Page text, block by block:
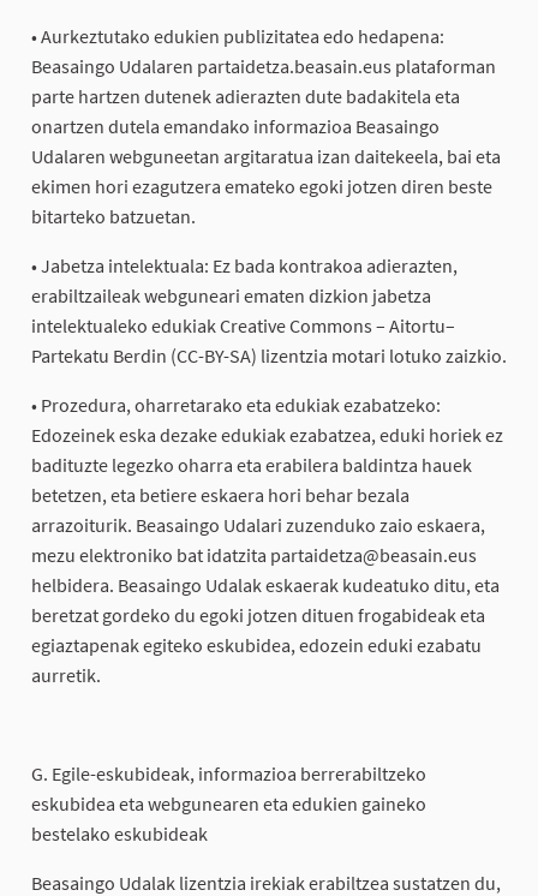
• Aurkeztutako edukien publizitatea edo hedapena:
Beasaingo Udalaren partaidetza.beasain.eus plataforman
parte hartzen dutenek adierazten dute badakitela eta
onartzen dutela emandako informazioa Beasaingo
Udalaren webguneetan argitaratua izan daitekeela, bai eta
ekimen hori ezagutzera emateko egoki jotzen diren beste
bitarteko batzuetan.
• Jabetza intelektuala: Ez bada kontrakoa adierazten,
erabiltzaileak webguneari ematen dizkion jabetza
intelektualeko edukiak Creative Commons – Aitortu–
Partekatu Berdin (CC-BY-SA) lizentzia motari lotuko zaizkio.
• Prozedura, oharretarako eta edukiak ezabatzeko:
Edozeinek eska dezake edukiak ezabatzea, eduki horiek ez
badituzte legezko oharra eta erabilera baldintza hauek
betetzen, eta betiere eskaera hori behar bezala
arrazoiturik. Beasaingo Udalari zuzenduko zaio eskaera,
mezu elektroniko bat idatzita partaidetza@beasain.eus
helbidera. Beasaingo Udalak eskaerak kudeatuko ditu, eta
beretzat gordeko du egoki jotzen dituen frogabideak eta
egiaztapenak egiteko eskubidea, edozein eduki ezabatu
aurretik.
G. Egile-eskubideak, informazioa berrerabiltzeko
eskubidea eta webgunearen eta edukien gaineko
bestelako eskubideak
Beasaingo Udalak lizentzia irekiak erabiltzea sustatzen du,